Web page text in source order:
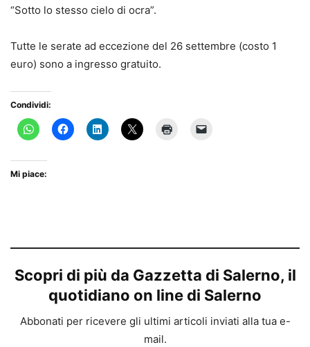
“Sotto lo stesso cielo di ocra”.
Tutte le serate ad eccezione del 26 settembre (costo 1
euro) sono a ingresso gratuito.
Condividi:
Mi piace:
Scopri di più da Gazzetta di Salerno, il
quotidiano on line di Salerno
Abbonati per ricevere gli ultimi articoli inviati alla tua e-
mail.